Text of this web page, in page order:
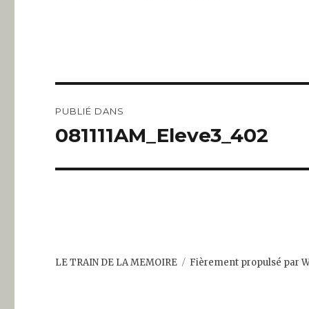
de
PUBLIÉ DANS
081111AM_Eleve3_402
LE TRAIN DE LA MEMOIRE Fièrement propulsé par